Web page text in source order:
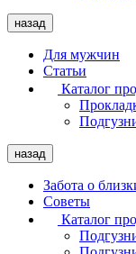
назад
Для мужчин
Статьи
Каталог
назад
Забота о
Советы
Каталог